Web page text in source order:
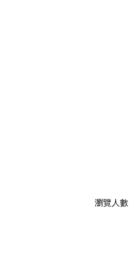
瀏覽人數